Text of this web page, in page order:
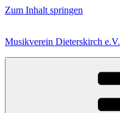
Zum Inhalt springen
Musikverein Dieterskirch e.V.